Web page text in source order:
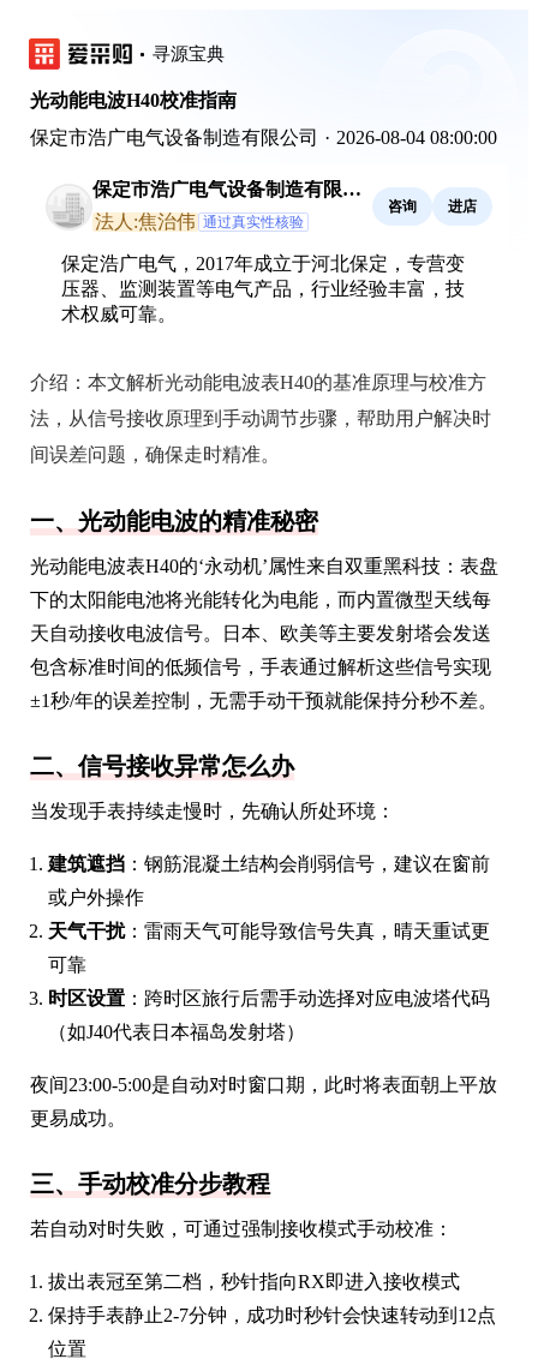
寻源宝典
光动能电波H40校准指南
保定市浩广电气设备制造有限公司 · 2026-08-04 08:00:00
保定市浩广电气设备制造有限公
司
法人:焦治伟 通过真实性核验
咨询 进店
保定浩广电气，2017年成立于河北保定，专营变
压器、监测装置等电气产品，行业经验丰富，技
术权威可靠。
介绍： 本文解析光动能电波表H40的基准原理与校准方
法，从信号接收原理到手动调节步骤，帮助用户解决时
间误差问题，确保走时精准。
一、光动能电波的精准秘密
光动能电波表H40的‘永动机’属性来自双重黑科技：表盘
下的太阳能电池将光能转化为电能，而内置微型天线每
天自动接收电波信号。日本、欧美等主要发射塔会发送
包含标准时间的低频信号，手表通过解析这些信号实现
±1秒/年的误差控制，无需手动干预就能保持分秒不差。
二、信号接收异常怎么办
当发现手表持续走慢时，先确认所处环境：
建筑遮挡 ：钢筋混凝土结构会削弱信号，建议在窗前
或户外操作
天气干扰：雷雨天气可能导致信号失真，晴天重试更
可靠
时区设置 ：跨时区旅行后需手动选择对应电波塔代码
（如J40代表日本福岛发射塔）
夜间23:00-5:00是自动对时窗口期，此时将表面朝上平放
更易成功。
三、手动校准分步教程
若自动对时失败，可通过强制接收模式手动校准：
拔出表冠至第二档，秒针指向RX即进入接收模式
保持手表静止2-7分钟，成功时秒针会快速转动到12点
位置